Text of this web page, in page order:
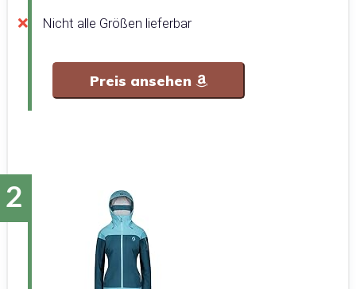
Nicht alle Größen lieferbar
Preis ansehen